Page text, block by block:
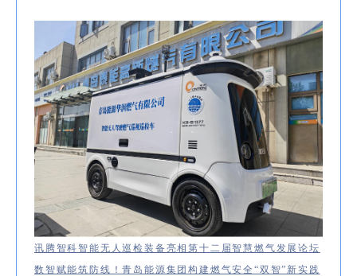
讯腾智科智能无人巡检装备亮相第十二届智慧燃气发展论坛
数智赋能筑防线！青岛能源集团构建燃气安全“双智”新实践